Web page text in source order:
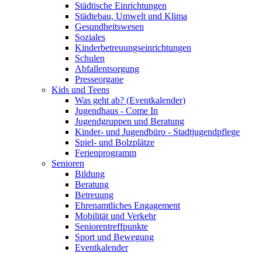
Städtische Einrichtungen
Städtebau, Umwelt und Klima
Gesundheitswesen
Soziales
Kinderbetreuungseinrichtungen
Schulen
Abfallentsorgung
Presseorgane
Kids und Teens
Was geht ab? (Eventkalender)
Jugendhaus - Come In
Jugendgruppen und Beratung
Kinder- und Jugendbüro - Stadtjugendpflege
Spiel- und Bolzplätze
Ferienprogramm
Senioren
Bildung
Beratung
Betreuung
Ehrenamtliches Engagement
Mobilität und Verkehr
Seniorentreffpunkte
Sport und Bewegung
Eventkalender